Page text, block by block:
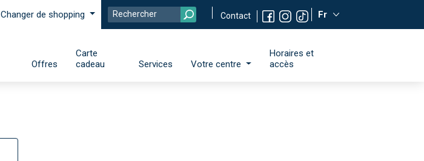
Changer de shopping Contact Fr
Offres
Carte
cadeau
Services Votre centre
Horaires et
accès